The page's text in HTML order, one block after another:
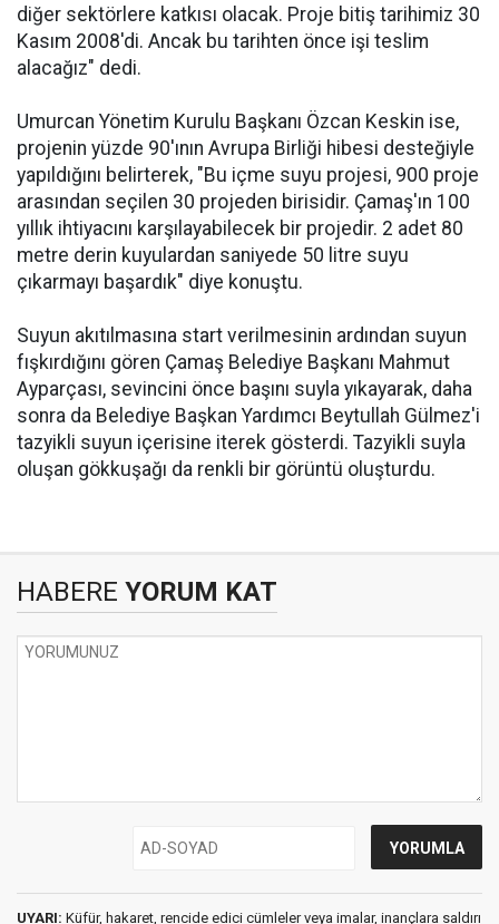
diğer sektörlere katkısı olacak. Proje bitiş tarihimiz 30
Kasım 2008'di. Ancak bu tarihten önce işi teslim
alacağız" dedi.
Umurcan Yönetim Kurulu Başkanı Özcan Keskin ise,
projenin yüzde 90'ının Avrupa Birliği hibesi desteğiyle
yapıldığını belirterek, "Bu içme suyu projesi, 900 proje
arasından seçilen 30 projeden birisidir. Çamaş'ın 100
yıllık ihtiyacını karşılayabilecek bir projedir. 2 adet 80
metre derin kuyulardan saniyede 50 litre suyu
çıkarmayı başardık" diye konuştu.
Suyun akıtılmasına start verilmesinin ardından suyun
fışkırdığını gören Çamaş Belediye Başkanı Mahmut
Ayparçası, sevincini önce başını suyla yıkayarak, daha
sonra da Belediye Başkan Yardımcı Beytullah Gülmez'i
tazyikli suyun içerisine iterek gösterdi. Tazyikli suyla
oluşan gökkuşağı da renkli bir görüntü oluşturdu.
HABERE YORUM KAT
UYARI: Küfür, hakaret, rencide edici cümleler veya imalar, inançlara saldırı